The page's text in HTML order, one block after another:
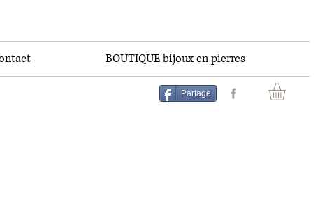
BOUTIQUE bijoux en pierres
Partage